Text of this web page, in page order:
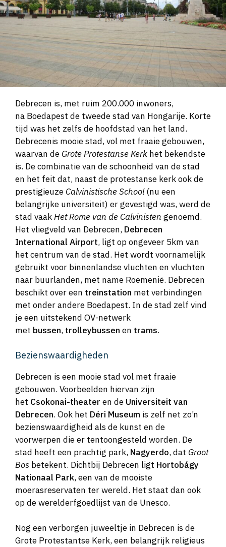
Debrecen is, met ruim 200.000 inwoners,
na Boedapest de tweede stad van Hongarije. Korte
tijd was het zelfs de hoofdstad van het land.
Debrecenis mooie stad, vol met fraaie gebouwen,
waarvan de Grote Protestanse Kerk het bekendste
is. De combinatie van de schoonheid van de stad
en het feit dat, naast de protestanse kerk ook de
prestigieuze Calvinistische School(nu een
belangrijke universiteit) er gevestigd was, werd de
stad vaakHet Rome van de Calvinisten genoemd.
Het vliegveld van Debrecen, Debrecen
International Airport, ligt op ongeveer 5km van
het centrum van de stad. Het wordt voornamelijk
gebruikt voor binnenlandse vluchten en vluchten
naar buurlanden, met name Roemenië. Debrecen
beschikt over een treinstation met verbindingen
met onder andere Boedapest. In de stad zelf vind
je een uitstekend OV-netwerk
met bussen, trolleybussen en trams.
Bezienswaardigheden
Debrecen is een mooie stad vol met fraaie
gebouwen. Voorbeelden hiervan zijn
het Csokonai-theater en de Universiteit van
Debrecen. Ook het Déri Museum is zelf net zo’n
bezienswaardigheid als de kunst en de
voorwerpen die er tentoongesteld worden. De
stad heeft een prachtig park, Nagyerdo, dat Groot
Bos betekent. Dichtbij Debrecen ligt Hortobágy
Nationaal Park, een van de mooiste
moerasreservaten ter wereld. Het staat dan ook
op de werelderfgoedlijst van de Unesco.
Nog een verborgen juweeltje in Debrecen is de
Grote Protestantse Kerk, een belangrijk religieus